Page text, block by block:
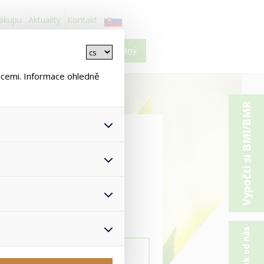
Vypočti si BMI/BMR
Aktuality Kontakt
Košík je prázdný
International
Informace ohledně
s uživáním cookies. Pro
nedokážeme zjistit
se nevhodným